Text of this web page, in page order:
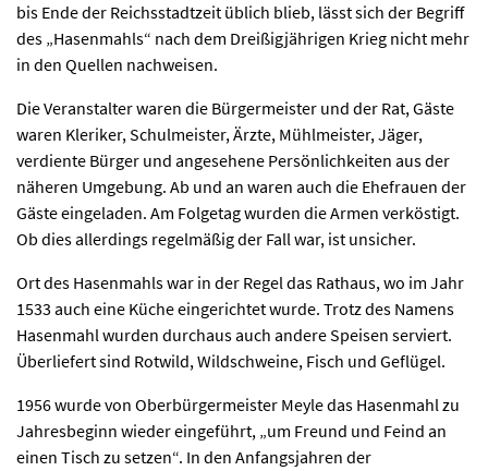
bis Ende der Reichsstadtzeit üblich blieb, lässt sich der Begriff
des „Hasenmahls“ nach dem Dreißigjährigen Krieg nicht mehr
in den Quellen nachweisen.
Die Veranstalter waren die Bürgermeister und der Rat, Gäste
waren Kleriker, Schulmeister, Ärzte, Mühlmeister, Jäger,
verdiente Bürger und angesehene Persönlichkeiten aus der
näheren Umgebung. Ab und an waren auch die Ehefrauen der
Gäste eingeladen. Am Folgetag wurden die Armen verköstigt.
Ob dies allerdings regelmäßig der Fall war, ist unsicher.
Ort des Hasenmahls war in der Regel das Rathaus, wo im Jahr
1533 auch eine Küche eingerichtet wurde. Trotz des Namens
Hasenmahl wurden durchaus auch andere Speisen serviert.
Überliefert sind Rotwild, Wildschweine, Fisch und Geflügel.
1956 wurde von Oberbürgermeister Meyle das Hasenmahl zu
Jahresbeginn wieder eingeführt, „um Freund und Feind an
einen Tisch zu setzen“. In den Anfangsjahren der